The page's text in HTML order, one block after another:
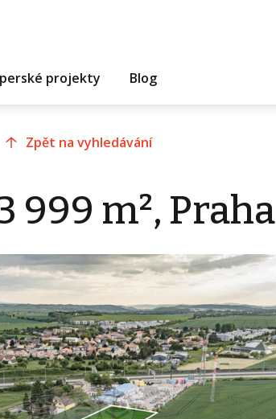
projekty Blog
Zpět na vyhledávání
999 m², Praha